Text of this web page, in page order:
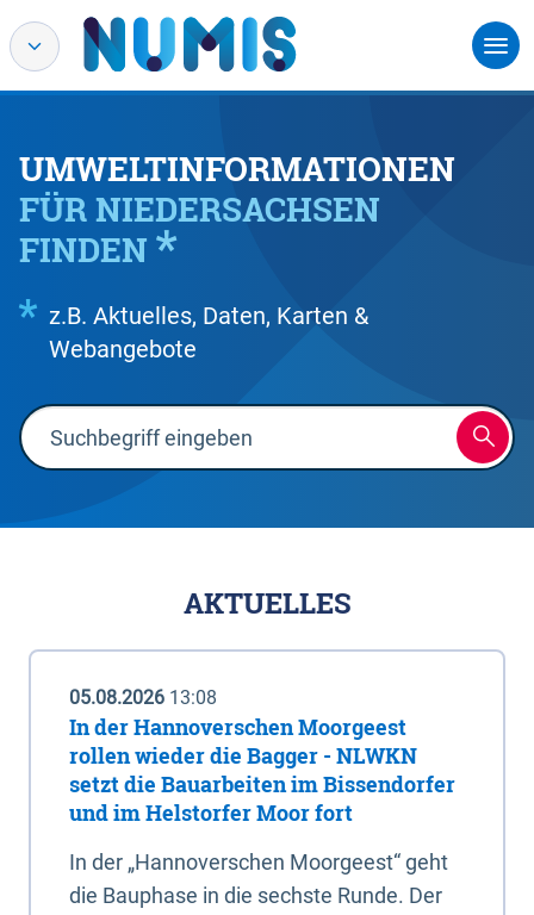
UMWELTINFORMATIONEN
FÜR NIEDERSACHSEN
FINDEN
z.B. Aktuelles, Daten, Karten &
Webangebote
AKTUELLES
05.08.2026 13:08
In der Hannoverschen Moorgeest
rollen wieder die Bagger - NLWKN
setzt die Bauarbeiten im Bissendorfer
und im Helstorfer Moor fort
In der „Hannoverschen Moorgeest“ geht
die Bauphase in die sechste Runde. Der